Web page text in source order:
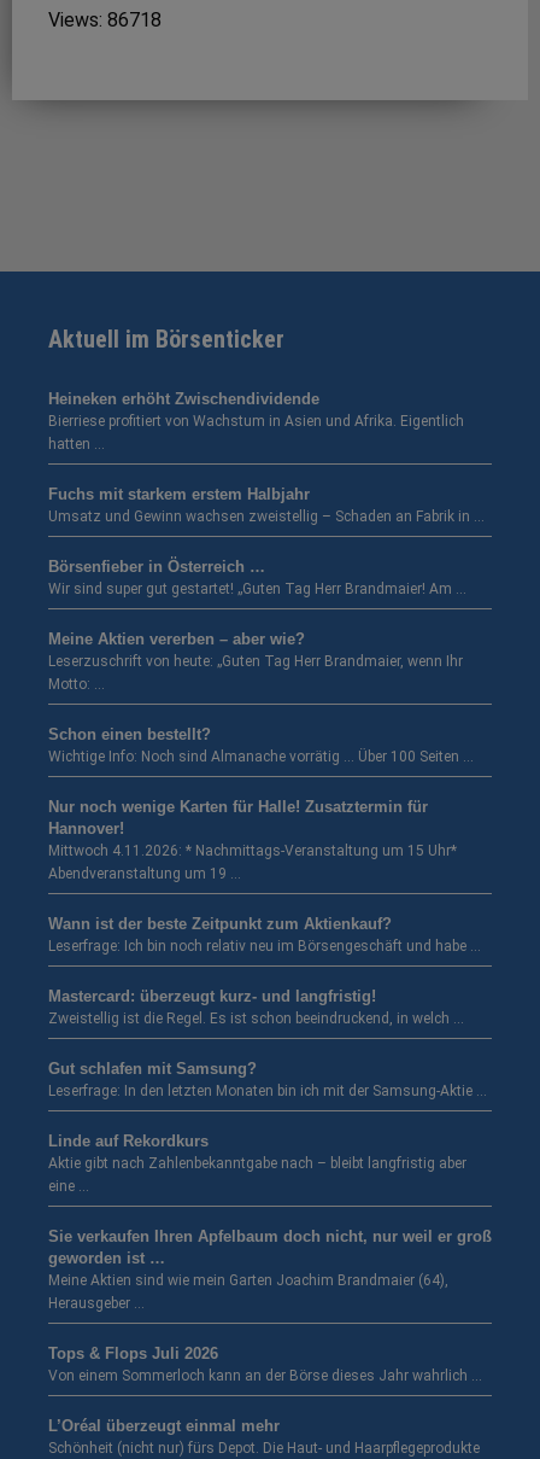
Views: 86718
Aktuell im Börsenticker
Heineken erhöht Zwischendividende
Bierriese profitiert von Wachstum in Asien und Afrika. Eigentlich
hatten …
Fuchs mit starkem erstem Halbjahr
Umsatz und Gewinn wachsen zweistellig – Schaden an Fabrik in …
Börsenfieber in Österreich …
Wir sind super gut gestartet! „Guten Tag Herr Brandmaier! Am …
Meine Aktien vererben – aber wie?
Leserzuschrift von heute: „Guten Tag Herr Brandmaier, wenn Ihr
Motto: …
Schon einen bestellt?
Wichtige Info: Noch sind Almanache vorrätig … Über 100 Seiten …
Nur noch wenige Karten für Halle! Zusatztermin für
Hannover!
Mittwoch 4.11.2026: * Nachmittags-Veranstaltung um 15 Uhr*
Abendveranstaltung um 19 …
Wann ist der beste Zeitpunkt zum Aktienkauf?
Leserfrage: Ich bin noch relativ neu im Börsengeschäft und habe …
Mastercard: überzeugt kurz- und langfristig!
Zweistellig ist die Regel. Es ist schon beeindruckend, in welch …
Gut schlafen mit Samsung?
Leserfrage: In den letzten Monaten bin ich mit der Samsung-Aktie …
Linde auf Rekordkurs
Aktie gibt nach Zahlenbekanntgabe nach – bleibt langfristig aber
eine …
Sie verkaufen Ihren Apfelbaum doch nicht, nur weil er groß
geworden ist …
Meine Aktien sind wie mein Garten Joachim Brandmaier (64),
Herausgeber …
Tops & Flops Juli 2026
Von einem Sommerloch kann an der Börse dieses Jahr wahrlich …
L’Oréal überzeugt einmal mehr
Schönheit (nicht nur) fürs Depot. Die Haut- und Haarpflegeprodukte